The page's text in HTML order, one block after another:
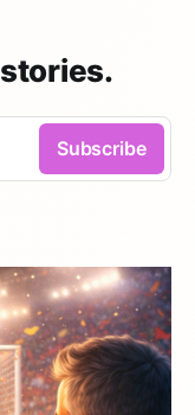
Subscribe